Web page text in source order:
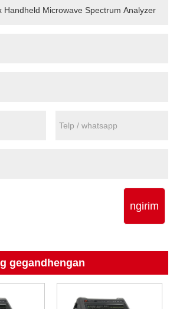
ngirim
gegandhengan